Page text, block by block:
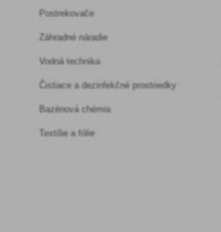
Postrekovače
Záhradné náradie
Vodná technika
Čistiace a dezinfekčné prostriedky
Bazénová chémia
Textílie a fólie